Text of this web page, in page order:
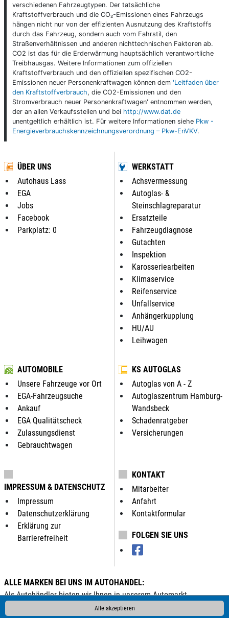
Alle akzeptieren
verschiedenen Fahrzeugtypen. Der tatsächliche
Kraftstoffverbrauch und die CO₂-Emissionen eines Fahrzeugs
hängen nicht nur von der effizienten Ausnutzung des Kraftstoffs
durch das Fahrzeug, sondern auch vom Fahrstil, den
Straßenverhältnissen und anderen nichttechnischen Faktoren ab.
CO2 ist das für die Erderwärmung hauptsächlich verantwortliche
Treibhausgas. Weitere Informationen zum offiziellen
Kraftstoffverbrauch und den offiziellen spezifischen CO2-
Emissionen neuer Personenkraftwagen können dem 'Leitfaden über
den Kraftstoffverbrauch, die CO2-Emissionen und den
Stromverbrauch neuer Personenkraftwagen' entnommen werden,
der an allen Verkaufsstellen und bei http://www.dat.de
unentgeltlich erhältlich ist. Für weitere Informationen siehe Pkw -
Energieverbrauchskennzeichnungsverordnung – Pkw-EnVKV.
ÜBER UNS
Autohaus Lass
EGA
Jobs
Facebook
Parkplatz: 0
WERKSTATT
Achsvermessung
Autoglas- &
Steinschlagreparatur
Ersatzteile
Fahrzeugdiagnose
Gutachten
Inspektion
Karosseriearbeiten
Klimaservice
Reifenservice
Unfallservice
Anhängerkupplung
HU/AU
Leihwagen
AUTOMOBILE
Unsere Fahrzeuge vor Ort
EGA-Fahrzeugsuche
Ankauf
EGA Qualitätscheck
Zulassungsdienst
Gebrauchtwagen
KS AUTOGLAS
Autoglas von A - Z
Autoglaszentrum Hamburg-
Wandsbeck
Schadenratgeber
Versicherungen
IMPRESSUM & DATENSCHUTZ
Impressum
Datenschutzerklärung
Erklärung zur
Barrierefreiheit
KONTAKT
Mitarbeiter
Anfahrt
Kontaktformular
FOLGEN SIE UNS
ALLE MARKEN BEI UNS IM AUTOHANDEL:
Als Autohändler bieten wir Ihnen in unserem Automarkt
Gebrauchtwagen, Jahreswagen und Neuwagen folgender